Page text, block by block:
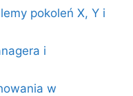
pokoleń X, Y i
i
w